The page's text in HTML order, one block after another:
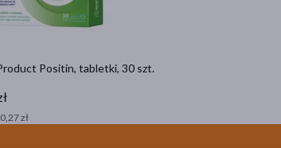
Positin, tabletki, 30 szt.
zł